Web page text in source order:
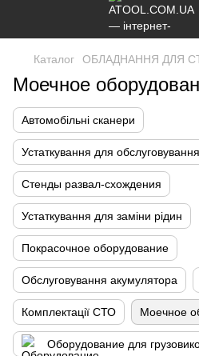
Каталог ОБЛАДНАННЯ ДЛЯ
Моечное
Автомобільні сканери
Устаткування для
Стенды развал-схождения
Устаткування для заміни рідин
Покрасочное оборудование
Обслуговування акумулятора
Комплектації СТО Моечное
Оборудование для